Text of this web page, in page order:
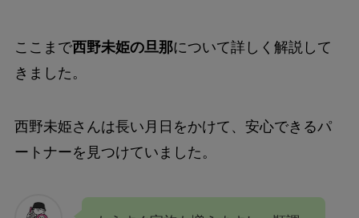
ここまで西野未姫の旦那について詳しく解説して
きました。
西野未姫さんは長い月日をかけて、安心できるパ
ートナーを見つけていました。